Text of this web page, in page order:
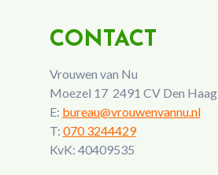
CONTACT
Vrouwen van Nu
Moezel 17 2491 CV Den Haag
E: bureau@vrouwenvannu.nl
T: 070 3244429
KvK: 40409535